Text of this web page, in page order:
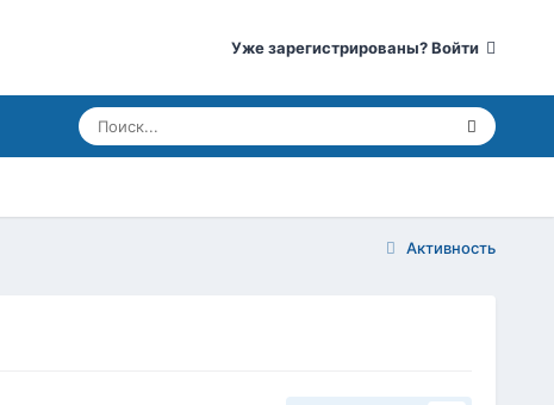
Уже зарегистрированы? Войти
Активность